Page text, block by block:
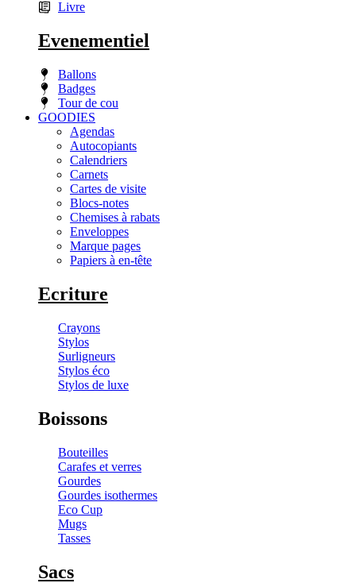
Livre
Evenementiel
Ballons
Badges
Tour de cou
GOODIES
Agendas
Autocopiants
Calendriers
Carnets
Cartes de visite
Blocs-notes
Chemises à rabats
Enveloppes
Marque pages
Papiers à en-tête
Ecriture
Crayons
Stylos
Surligneurs
Stylos éco
Stylos de luxe
Boissons
Bouteilles
Carafes et verres
Gourdes
Gourdes isothermes
Eco Cup
Mugs
Tasses
Sacs